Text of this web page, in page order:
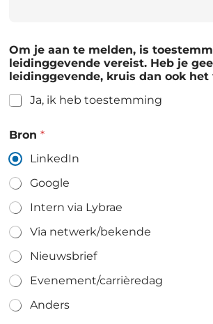
Om je aan te melden, is
leidinggevende vereist. Heb je
leidinggevende, kruis dan ook het
Ja, ik heb toestemming
Bron *
LinkedIn
Google
Intern via Lybrae
Via netwerk/bekende
Nieuwsbrief
Evenement/carrièredag
Anders